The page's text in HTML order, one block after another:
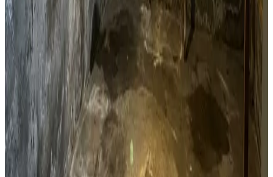
Kælderventilation
Kælderfugt, opstigende fugt og kondens i Faxe? Vi
installerer ventilation der adresserer fugtproblemet i din
kælder.
Læs mere